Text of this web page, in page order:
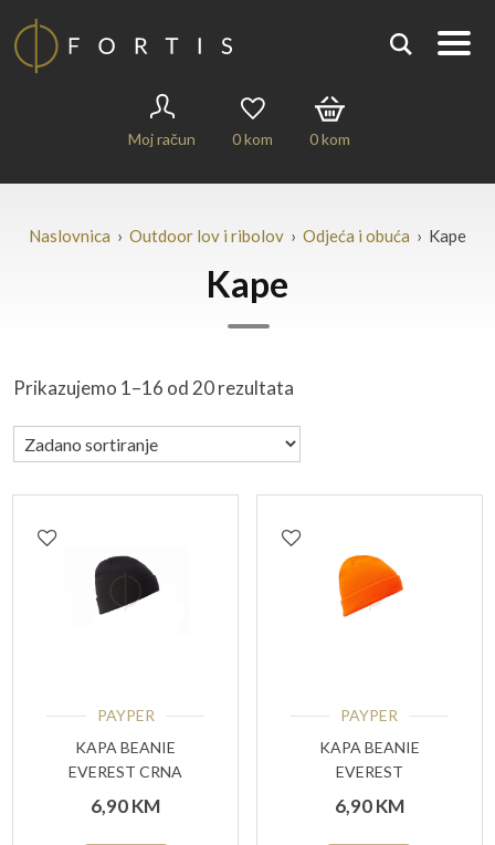
Moj račun 0kom 0kom
Naslovnica › Outdoor lov i ribolov › Odjeća i obuća › Kape
Kape
Prikazujemo 1–16 od 20 rezultata
PAYPER
KAPA BEANIE
EVEREST CRNA
6,90KM
PAYPER
KAPA BEANIE
EVEREST
FLUORESCENT
ORANGE
6,90KM